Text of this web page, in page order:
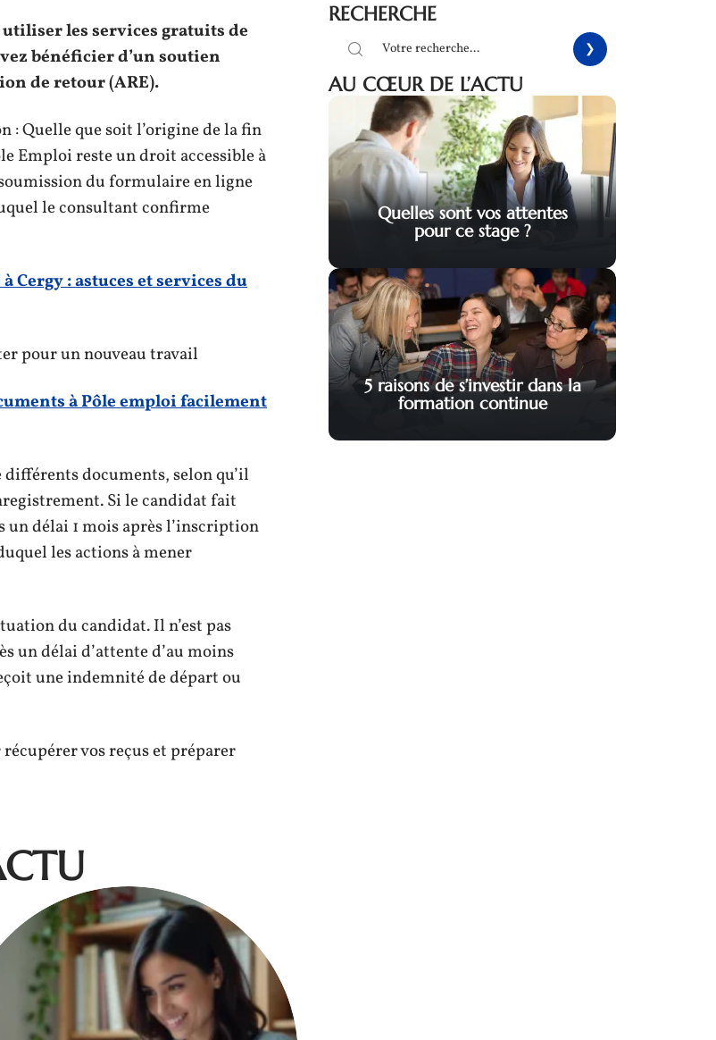
les services gratuits de
bénéficier d’un soutien
de retour (ARE).
Quelle que soit l’origine de la fin
Emploi reste un droit accessible à
du formulaire en ligne
le consultant confirme
Cergy : astuces et services du
pour un nouveau travail
à Pôle emploi facilement
documents, selon qu’il
Si le candidat fait
délai 1 mois après l’inscription
les actions à mener
du candidat. Il n’est pas
un délai d’attente d’au moins
une indemnité de départ ou
vos reçus et préparer
RECHERCHE
AU CŒUR DE L’ACTU
Quelles sont vos attentes
pour ce stage ?
5 raisons de s’investir dans la
formation continue